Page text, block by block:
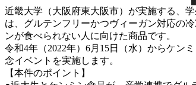
近畿大学（大阪府東大阪市）が実施する、
は、グルテンフリーかつヴィーガン対応の
ンが食べられない人に向けた商品です。
令和4年（2022年）6月15日（水）からケン
念イベントを実施します。
【本件のポイント】